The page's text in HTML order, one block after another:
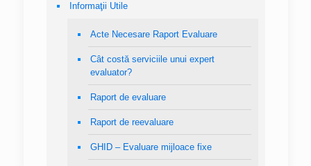
Informaţii Utile
Acte Necesare Raport Evaluare
Cât costă serviciile unui expert
evaluator?
Raport de evaluare
Raport de reevaluare
GHID – Evaluare mijloace fixe